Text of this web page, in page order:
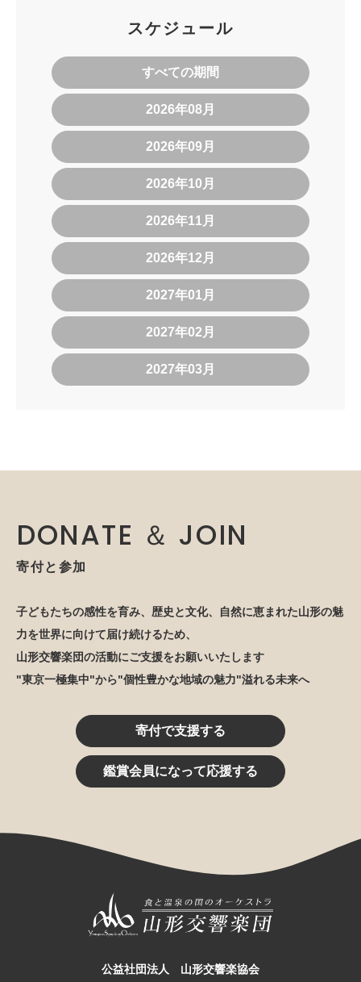
スケジュール
すべての期間
2026年08月
2026年09月
2026年10月
2026年11月
2026年12月
2027年01月
2027年02月
2027年03月
DONATE ＆ JOIN
寄付と参加
子どもたちの感性を育み、歴史と文化、自然に恵まれた山形の魅
力を世界に向けて届け続けるため、
山形交響楽団の活動にご支援をお願いいたします
"東京一極集中"から"個性豊かな地域の魅力"溢れる未来へ
寄付で支援する
鑑賞会員になって応援する
公益社団法人 山形交響楽協会